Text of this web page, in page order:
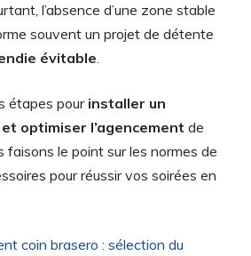
l’absence d’une zone stable
souvent un projet de détente
évitable.
étapes pour installer un
optimiser l’agencement de
faisons le point sur les normes de
pour réussir vos soirées en
coin brasero : sélection du